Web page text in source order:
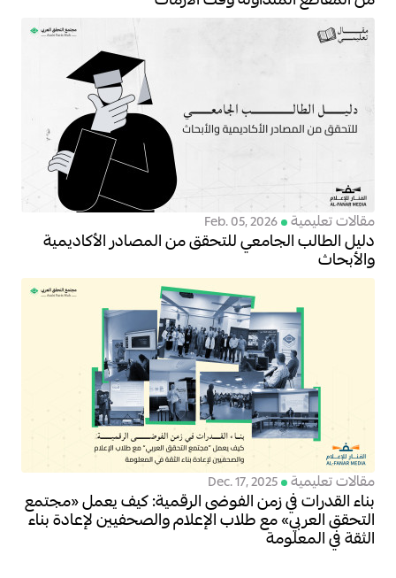
مقالات تعليمية Feb. 05, 2026
دليل الطالب الجامعي للتحقق من المصادر الأكاديمية
والأبحاث
مقالات تعليمية Dec. 17, 2025
بناء القدرات في زمن الفوضى الرقمية: كيف يعمل «مجتمع
التحقق العربي» مع طلاب الإعلام والصحفيين لإعادة بناء
الثقة في المعلومة